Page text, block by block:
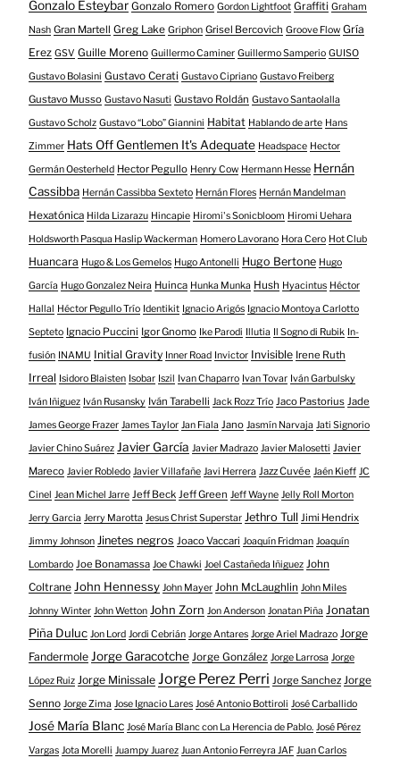
Gonzalo Esteybar Gonzalo Romero Gordon Lightfoot Graffiti Graham
Nash Gran Martell Greg Lake Griphon Grisel Bercovich Groove Flow Gría
Erez GSV Guille Moreno Guillermo Caminer Guillermo Samperio GUISO
Gustavo Bolasini Gustavo Cerati Gustavo Cipriano Gustavo Freiberg
Gustavo Musso Gustavo Nasuti Gustavo Roldán Gustavo Santaolalla
Gustavo Scholz Gustavo “Lobo” Giannini Habitat Hablando de arte Hans
Zimmer Hats Off Gentlemen It's Adequate Headspace Hector
Germán Oesterheld Hector Pegullo Henry Cow Hermann Hesse Hernán
Cassibba Hernán Cassibba Sexteto Hernán Flores Hernán Mandelman
Hexatónica Hilda Lizarazu Hincapie Hiromi's Sonicbloom Hiromi Uehara
Holdsworth Pasqua Haslip Wackerman Homero Lavorano Hora Cero Hot Club
Huancara Hugo & Los Gemelos Hugo Antonelli Hugo Bertone Hugo
García Hugo Gonzalez Neira Huinca Hunka Munka Hush Hyacintus Héctor
Hallal
Héctor Pegullo Trío Identikit Ignacio Arigós Ignacio Montoya Carlotto
Septeto Ignacio Puccini Igor Gnomo Ike Parodi Illutia Il Sogno di Rubik In-
fusión INAMU Initial Gravity Inner Road Invictor Invisible Irene Ruth
Irreal Isidoro Blaisten Isobar Iszil Ivan Chaparro Ivan Tovar Iván Garbulsky
Iván Iñiguez Iván Rusansky Iván Tarabelli Jack Rozz Trío Jaco Pastorius Jade
James George Frazer James Taylor Jan Fiala Jano Jasmín Narvaja Jati Signorio
Javier Chino Suárez Javier García Javier Madrazo Javier Malosetti Javier
Mareco Javier Robledo Javier Villafañe Javi Herrera Jazz Cuvée Jaén Kieff JC
Cinel Jean Michel Jarre Jeff Beck Jeff Green Jeff Wayne Jelly Roll Morton
Jerry Garcia Jerry Marotta Jesus Christ Superstar Jethro Tull Jimi Hendrix
Jimmy Johnson Jinetes negros Joaco Vaccari Joaquín Fridman Joaquín
Lombardo Joe Bonamassa Joe Chawki Joel Castañeda Iñiguez John
Coltrane John Hennessy John Mayer John McLaughlin John Miles
Johnny Winter John Wetton John Zorn Jon Anderson Jonatan Piña Jonatan
Piña Duluc Jon Lord Jordi Cebrián Jorge Antares Jorge Ariel Madrazo Jorge
Fandermole Jorge Garacotche Jorge González Jorge Larrosa Jorge
López Ruiz Jorge Minissale Jorge Perez Perri Jorge Sanchez Jorge
Senno Jorge Zima Jose Ignacio Lares José Antonio Bottiroli José Carballido
José María Blanc José María Blanc con La Herencia de Pablo. José Pérez
Vargas Jota Morelli Juampy Juarez Juan Antonio Ferreyra JAF Juan Carlos